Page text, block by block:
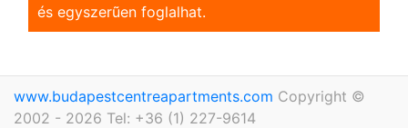
és egyszerũen foglalhat.
www.budapestcentreapartments.com Copyright ©
2002 - 2026 Tel: +36 (1) 227-9614